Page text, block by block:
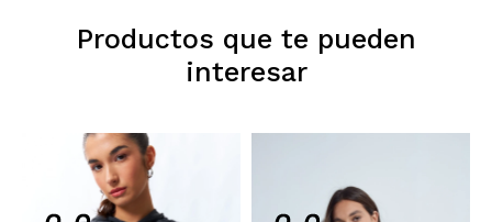
Productos que te pueden
interesar